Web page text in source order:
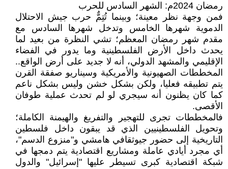
رمضان 2024م: الشهر السادس للحرب
فمن وجهة نظر معينة؛ وبينما تُتِمٌّ حرب جيش الاحتلال
الدموية شهرها الخامس وتدخل شهرها السادس مع
مقدم شهر رمضان المعظم؛ تشي النظرة من بعيد لما
يحدث داخل الأرض الفلسطينية وما يدور في الفضاء
الإقليمي والمشهد الدولي، أنه لا جديد على أرض الواقع..
المخططات الصهيونية والأمريكية وسيناريو صفقة القرن
يتم تطبيقه فعليا، ولكن بشكل خشن وليس بشكل ناعم
كما كان يظنون أنه سيجري لو لم تحدث عملية طوفان
الأقصى.
فالمخططات تجرى للتهجير والتفريغ والهيمنة الكاملة؛
وتحويل الفلسطينيين الذي قد يبقون داخل فلسطين
التاريخية إلى حضور جيوثقافي هامشي و"منزوع الدسم"،
أي مجرد أيادي عاملة ومشاريع اقتصادية يتم دمجها في
شبكة اقتصادية كبرى تسيطر عليها "إسرائيل" والدول